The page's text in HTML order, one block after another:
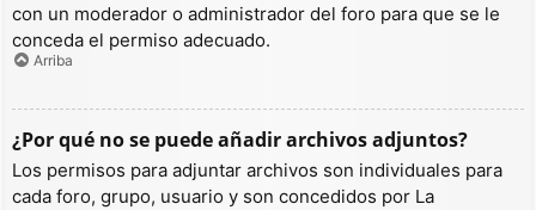
con un moderador o administrador del foro para que se le
conceda el permiso adecuado.
Arriba
¿Por qué no se puede añadir archivos adjuntos?
Los permisos para adjuntar archivos son individuales para
cada foro, grupo, usuario y son concedidos por La